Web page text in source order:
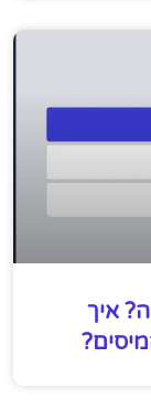
איך